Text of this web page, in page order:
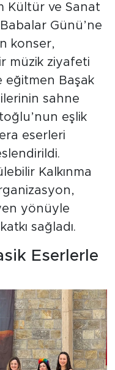
Kültür ve Sanat
Günü’ne
konser,
müzik ziyafeti
eğitmen Başak
sahne
eşlik
eserleri
Kalkınma
yönüyle
sağladı.
Eserlerle